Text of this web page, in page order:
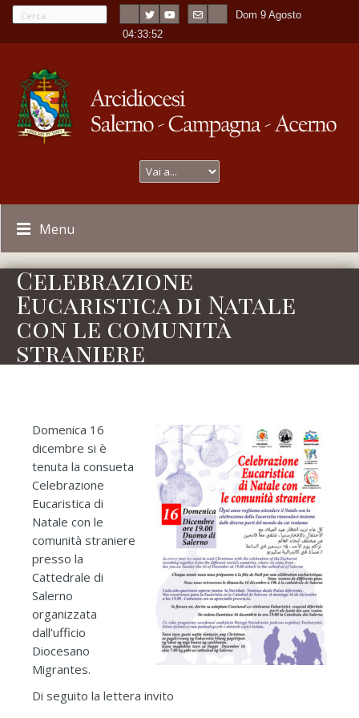
Dom 9 Agosto
-04:33:52
Menu
Celebrazione
Eucaristica di Natale
con le comunità
straniere
Domenica 16
dicembre si è
tenuta la consueta
Celebrazione
Eucaristica di
Natale con le
comunità straniere
presso la
Cattedrale di
Salerno
organizzata
dall’ufficio
Diocesano
Migrantes.
Di seguito la lettera invito